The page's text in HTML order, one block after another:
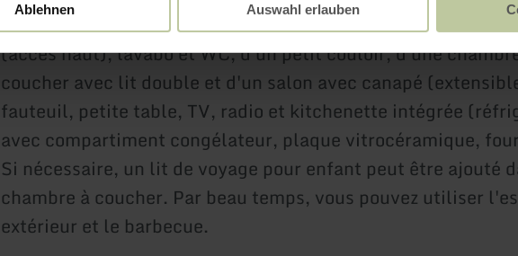
Ablehnen Auswahl erlauben
L'appartement 1a 47 m², dispose d'une salle de bain avec
(accès haut), lavabo et WC, d'un petit couloir, d'une
coucher avec lit double et d'un salon avec canapé
fauteuil, petite table, TV, radio et kitchenette intégrée
avec compartiment congélateur, plaque vitrocéramique,
Si nécessaire, un lit de voyage pour enfant peut être ajouté
chambre à coucher. Par beau temps, vous pouvez utiliser
extérieur et le barbecue.